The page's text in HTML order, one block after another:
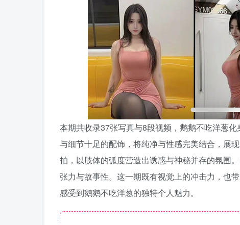
本期共收录37张写真与8段视频，鹅鹅不吃洋葱
与细节十足的配饰，将纯净与性感完美结合，展
拍，以肢体的弧度营造出诱惑与神秘并存的氛围
张力与故事性。这一期既有视觉上的冲击力，也
感受到鹅鹅不吃洋葱的独特个人魅力。